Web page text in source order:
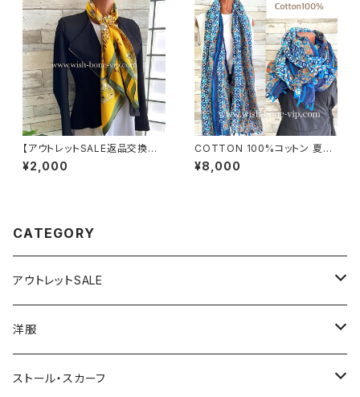
【アウトレットSALE返品交換不
可8/20まで】【フランスインポー
ト】 90cm大判スクエア 室内ス
¥2,000
COTTON 100%コットン 夏の
ストール インポート大判・ロング
ストール・通気性・肌触り良いス
¥8,000
CATEGORY
アウトレットSALE
1000円
2000円
洋服
インポートワンピース
ストール・スカーフ